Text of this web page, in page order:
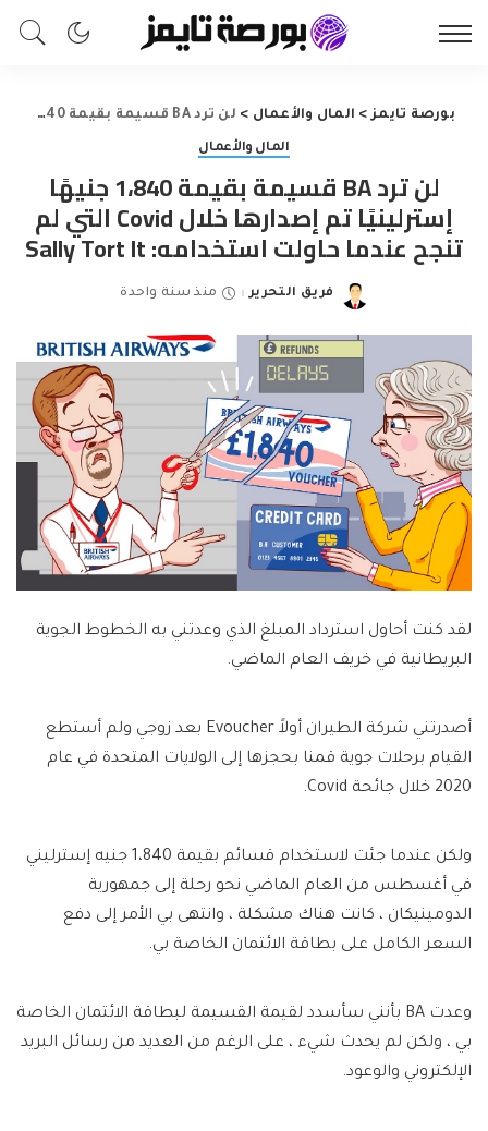
بورصة تايمز> المال والأعمال > لن ترد BA قسيمة بقيمة 1،840 جنيهًا إسترلينيًا تم إصدارها خلال Covid التي لم تنجح عندما حاولت استخدامه: Sally Tort It
المال والأعمال
لن ترد BA قسيمة بقيمة 1،840 جنيهًا
إسترلينيًا تم إصدارها خلال Covid التي لم
تنجح عندما حاولت استخدامه: Sally Tort It
Posted
فريق التحرير منذ سنة واحدة
لقد كنت أحاول استرداد المبلغ الذي وعدتني به الخطوط الجوية
البريطانية في خريف العام الماضي.
أصدرتني شركة الطيران أولاً Evoucher بعد زوجي ولم أستطع
القيام برحلات جوية قمنا بحجزها إلى الولايات المتحدة في عام
2020 خلال جائحة Covid.
ولكن عندما جئت لاستخدام قسائم بقيمة 1،840 جنيه إسترليني
في أغسطس من العام الماضي نحو رحلة إلى جمهورية
الدومينيكان ، كانت هناك مشكلة ، وانتهى بي الأمر إلى دفع
السعر الكامل على بطاقة الائتمان الخاصة بي.
وعدت BA بأنني سأسدد لقيمة القسيمة لبطاقة الائتمان الخاصة
بي ، ولكن لم يحدث شيء ، على الرغم من العديد من رسائل البريد
الإلكتروني والوعود.